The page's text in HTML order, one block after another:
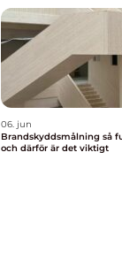
06. jun
Brandskyddsmålning så fungerar det
och därför är det viktigt